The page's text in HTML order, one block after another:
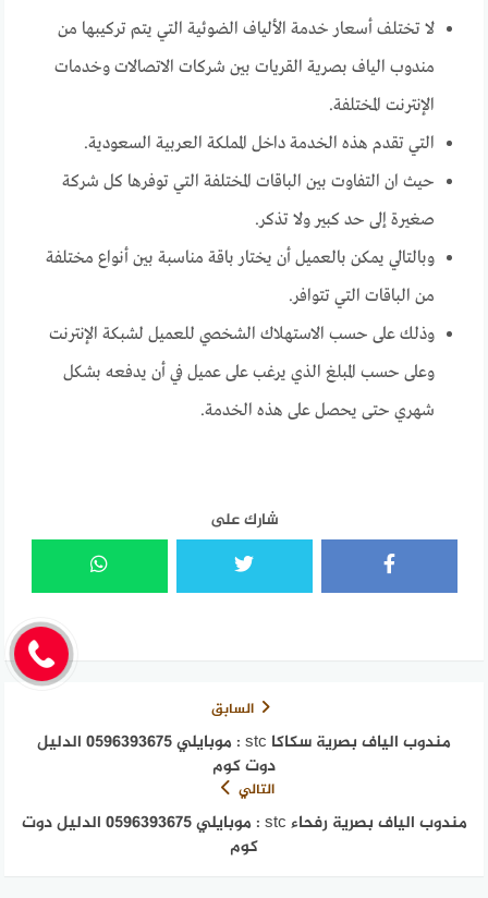
لا تختلف أسعار خدمة الألياف الضوئية التي يتم تركيبها من
مندوب الياف بصرية القريات بين شركات الاتصالات وخدمات
الإنترنت المختلفة.
التي تقدم هذه الخدمة داخل المملكة العربية السعودية.
حيث ان التفاوت بين الباقات المختلفة التي توفرها كل شركة
صغيرة إلى حد كبير ولا تذكر.
وبالتالي يمكن بالعميل أن يختار باقة مناسبة بين أنواع مختلفة
من الباقات التي تتوافر.
وذلك على حسب الاستهلاك الشخصي للعميل لشبكة الإنترنت
وعلى حسب المبلغ الذي يرغب على عميل في أن يدفعه بشكل
شهري حتى يحصل على هذه الخدمة.
شارك على
السابق
مندوب الياف بصرية سكاكا stc : موبايلي 0596393675 الدليل
دوت كوم
التالي
مندوب الياف بصرية رفحاء stc : موبايلي 0596393675 الدليل دوت
كوم